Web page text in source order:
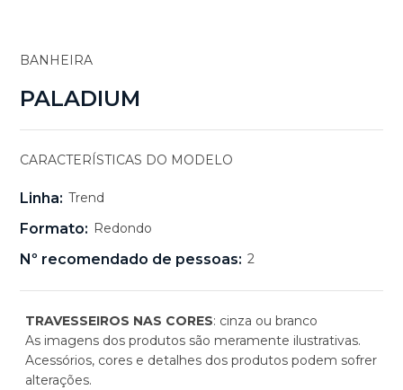
BANHEIRA
PALADIUM
CARACTERÍSTICAS DO MODELO
Linha: Trend
Formato: Redondo
Nº recomendado de pessoas: 2
TRAVESSEIROS NAS CORES: cinza ou branco
As imagens dos produtos são meramente ilustrativas.
Acessórios, cores e detalhes dos produtos podem sofrer
alterações.